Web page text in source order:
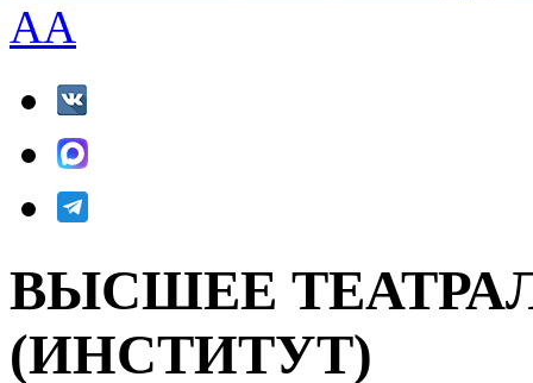
AA
ВЫСШЕЕ
(ИНСТИТУТ)